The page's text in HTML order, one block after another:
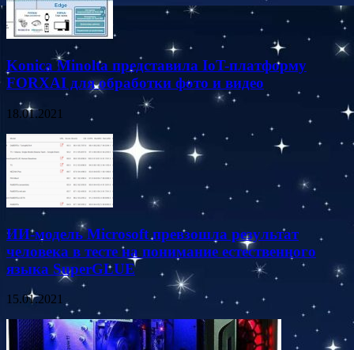
Konica Minolta представила IoT-платформу
FORXAI для обработки фото и видео
18.01.2021
ИИ-модель Microsoft превзошла результат
человека в тесте на понимание естественного
языка SuperGLUE
15.01.2021